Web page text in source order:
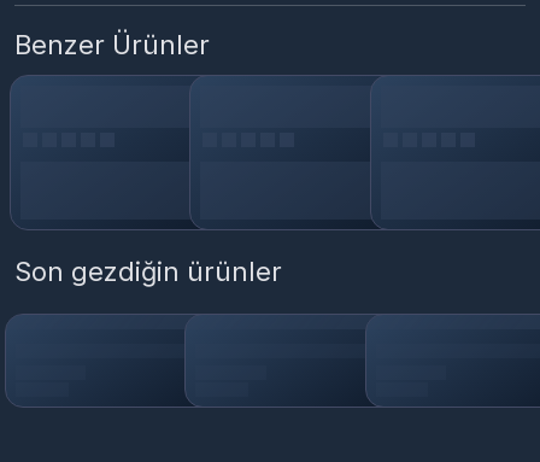
Benzer Ürünler
Son gezdiğin ürünler